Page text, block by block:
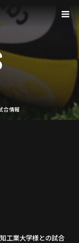
合情報
工業大学様との試合